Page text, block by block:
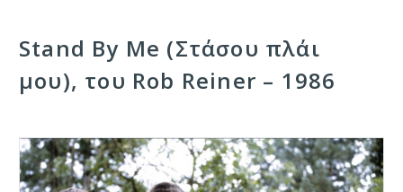
Stand By Me (Στάσου πλάι
μου), του Rob Reiner – 1986